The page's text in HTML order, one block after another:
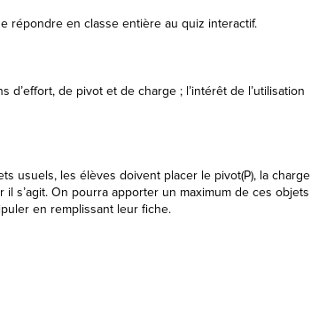
répondre en classe entière au quiz interactif.
de pivot et de charge ; l’intérêt de l’utilisation
usuels, les élèves doivent placer le pivot(P), la charge
il s’agit. On pourra apporter un maximum de ces objets
en remplissant leur fiche.